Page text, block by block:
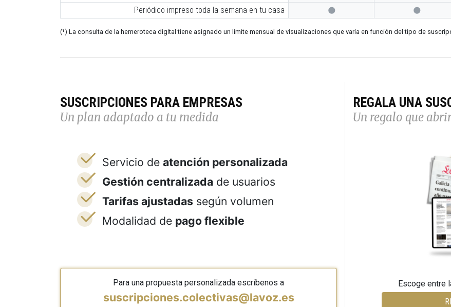
Periódico impreso toda la semana en tu casa  
(¹) La consulta de la hemeroteca digital tiene asignado un límite mensual de visualizaciones que varía en función del tipo de
SUSCRIPCIONES PARA EMPRESAS
Un plan adaptado a tu medida
Servicio de atención personalizada
Gestión centralizada de usuarios
Tarifas ajustadas según volumen
Modalidad de pago flexible
Para una propuesta personalizada escríbenos a
suscripciones.colectivas@lavoz.es
REGALA UNA
Un regalo que
Escoge entre